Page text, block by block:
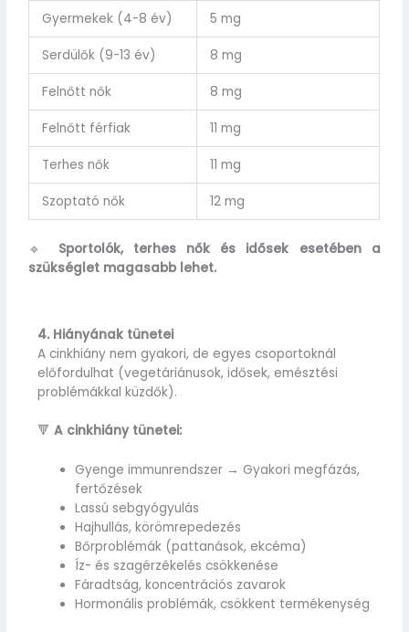
Gyermekek (4-8 év) 5 mg
Serdülők (9-13 év) 8 mg
Felnőtt nők 8 mg
Felnőtt férfiak 11 mg
Terhes nők 11 mg
Szoptató nők 12 mg
🔹 Sportolók, terhes nők és idősek esetében a
szükséglet magasabb lehet.
4. Hiányának tünetei
A cinkhiány nem gyakori, de egyes csoportoknál
előfordulhat (vegetáriánusok, idősek, emésztési
problémákkal küzdők).
🔻A cinkhiány tünetei:
Gyenge immunrendszer → Gyakori megfázás,
fertőzések
Lassú sebgyógyulás
Hajhullás, körömrepedezés
Bőrproblémák (pattanások, ekcéma)
Íz- és szagérzékelés csökkenése
Fáradtság, koncentrációs zavarok
Hormonális problémák, csökkent termékenység